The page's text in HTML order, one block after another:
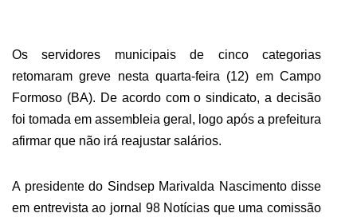
CONTATO
Os servidores municipais de cinco categorias
retomaram greve nesta quarta-feira (12) em Campo
Formoso (BA). De acordo com o sindicato, a decisão
foi tomada em assembleia geral, logo após a prefeitura
afirmar que não irá reajustar salários.
A presidente do Sindsep Marivalda Nascimento disse
em entrevista ao jornal 98 Notícias que uma comissão